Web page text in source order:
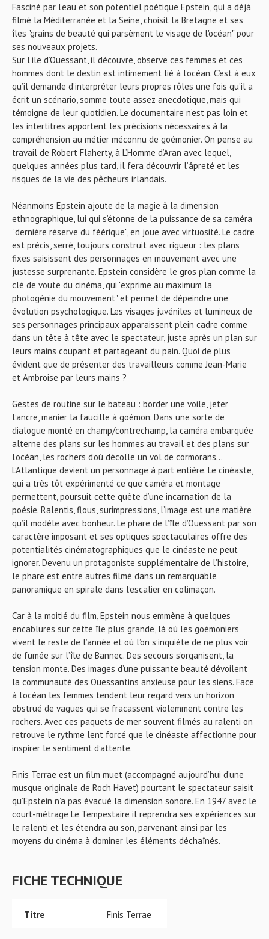
Fasciné par l’eau et son potentiel poétique Epstein, qui a déjà
filmé la Méditerranée et la Seine, choisit la Bretagne et ses
îles "grains de beauté qui parsèment le visage de l'océan" pour
ses nouveaux projets.
Sur l’ile d’Ouessant, il découvre, observe ces femmes et ces
hommes dont le destin est intimement lié à l’océan. C’est à eux
qu’il demande d’interpréter leurs propres rôles une fois qu’il a
écrit un scénario, somme toute assez anecdotique, mais qui
témoigne de leur quotidien. Le documentaire n’est pas loin et
les intertitres apportent les précisions nécessaires à la
compréhension au métier méconnu de goémonier. On pense au
travail de Robert Flaherty, à L’Homme d’Aran avec lequel,
quelques années plus tard, il fera découvrir l’âpreté et les
risques de la vie des pêcheurs irlandais.
Néanmoins Epstein ajoute de la magie à la dimension
ethnographique, lui qui s’étonne de la puissance de sa caméra
"dernière réserve du féérique", en joue avec virtuosité. Le cadre
est précis, serré, toujours construit avec rigueur : les plans
fixes saisissent des personnages en mouvement avec une
justesse surprenante. Epstein considère le gros plan comme la
clé de voute du cinéma, qui "exprime au maximum la
photogénie du mouvement" et permet de dépeindre une
évolution psychologique. Les visages juvéniles et lumineux de
ses personnages principaux apparaissent plein cadre comme
dans un tête à tête avec le spectateur, juste après un plan sur
leurs mains coupant et partageant du pain. Quoi de plus
évident que de présenter des travailleurs comme Jean-Marie
et Ambroise par leurs mains ?
Gestes de routine sur le bateau : border une voile, jeter
l’ancre, manier la faucille à goémon. Dans une sorte de
dialogue monté en champ/contrechamp, la caméra embarquée
alterne des plans sur les hommes au travail et des plans sur
l’océan, les rochers d’où décolle un vol de cormorans…
L’Atlantique devient un personnage à part entière. Le cinéaste,
qui a très tôt expérimenté ce que caméra et montage
permettent, poursuit cette quête d’une incarnation de la
poésie. Ralentis, flous, surimpressions, l’image est une matière
qu’il modèle avec bonheur. Le phare de l’île d’Ouessant par son
caractère imposant et ses optiques spectaculaires offre des
potentialités cinématographiques que le cinéaste ne peut
ignorer. Devenu un protagoniste supplémentaire de l’histoire,
le phare est entre autres filmé dans un remarquable
panoramique en spirale dans l’escalier en colimaçon.
Car à la moitié du film, Epstein nous emmène à quelques
encablures sur cette île plus grande, là où les goémoniers
vivent le reste de l’année et où l’on s’inquiète de ne plus voir
de fumée sur l’île de Bannec. Des secours s’organisent, la
tension monte. Des images d’une puissante beauté dévoilent
la communauté des Ouessantins anxieuse pour les siens. Face
à l’océan les femmes tendent leur regard vers un horizon
obstrué de vagues qui se fracassent violemment contre les
rochers. Avec ces paquets de mer souvent filmés au ralenti on
retrouve le rythme lent forcé que le cinéaste affectionne pour
inspirer le sentiment d’attente.
Finis Terrae est un film muet (accompagné aujourd’hui d’une
musque originale de Roch Havet) pourtant le spectateur saisit
qu’Epstein n’a pas évacué la dimension sonore. En 1947 avec le
court-métrage Le Tempestaire il reprendra ses expériences sur
le ralenti et les étendra au son, parvenant ainsi par les
moyens du cinéma à dominer les éléments déchaînés.
FICHE TECHNIQUE
Titre Finis Terrae